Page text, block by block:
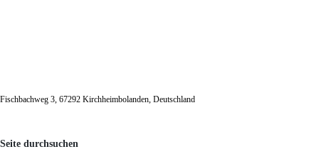
Fischbachweg 3, 67292 Kirchheimbolanden, Deutschland
Seite durchsuchen